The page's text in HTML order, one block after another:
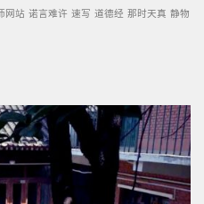
网站 诺言难许 速写 道德经 那时天真 静物